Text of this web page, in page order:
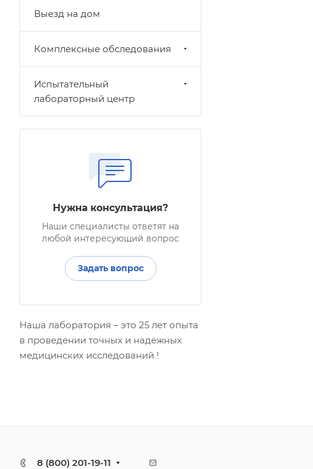
Выезд на дом
Комплексные обследования
Испытательный
лабораторный центр
Нужна консультация?
Наши специалисты ответят на
любой интересующий вопрос
Задать вопрос
Наша лаборатория – это 25 лет опыта
в проведении точных и надежных
медицинских исследований !
8 (800) 201-19-11